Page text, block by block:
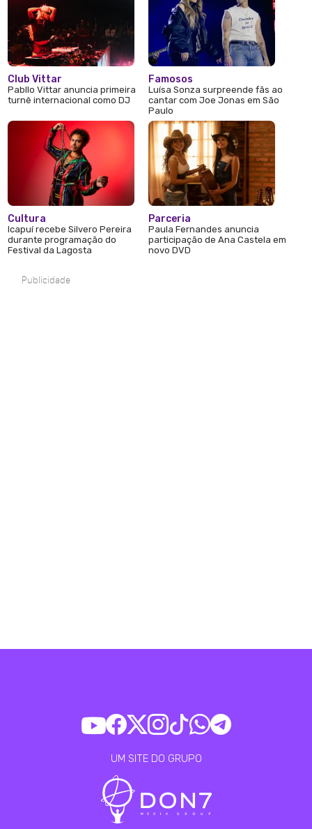
Club Vittar
Pabllo Vittar anuncia primeira
turnê internacional como DJ
Cultura
Icapuí recebe Silvero Pereira
durante programação do
Festival da Lagosta
Famosos
Luísa Sonza surpreende fãs ao
cantar com Joe Jonas em São
Paulo
Parceria
Paula Fernandes anuncia
participação de Ana Castela em
novo DVD
Publicidade
UM SITE DO GRUPO